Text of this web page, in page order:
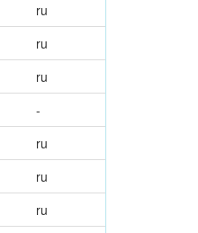
ru
ru
ru
-
ru
ru
ru